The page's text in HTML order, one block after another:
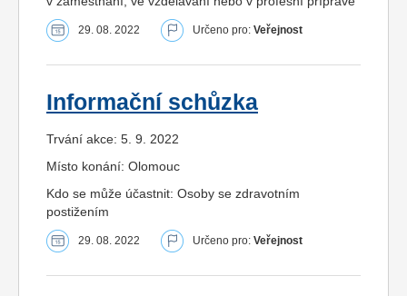
29. 08. 2022 Určeno pro: Veřejnost
Informační schůzka
Trvání akce: 5. 9. 2022
Místo konání: Olomouc
Kdo se může účastnit: Osoby se zdravotním
postižením
29. 08. 2022 Určeno pro: Veřejnost